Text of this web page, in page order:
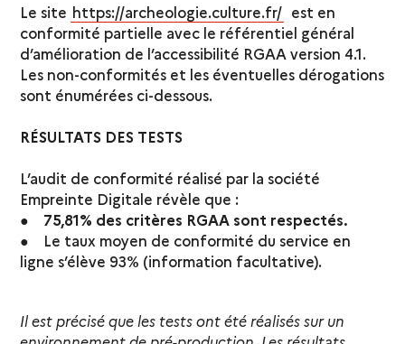
Le site https://archeologie.culture.fr/ est en
conformité partielle avec le référentiel général
d’amélioration de l’accessibilité RGAA version 4.1.
Les non-conformités et les éventuelles dérogations
sont énumérées ci-dessous.
RÉSULTATS DES TESTS
L’audit de conformité réalisé par la société
Empreinte Digitale révèle que :
● 75,81% des critères RGAA sont respectés.
● Le taux moyen de conformité du service en
ligne s’élève 93% (information facultative).
Il est précisé que les tests ont été réalisés sur un